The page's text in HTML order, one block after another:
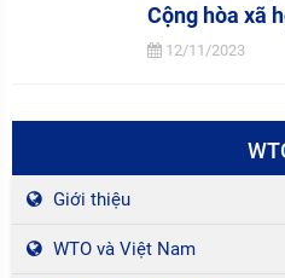
Cộng hòa xã
12/11/2023
Giới thiệu
WTO và Việt Nam